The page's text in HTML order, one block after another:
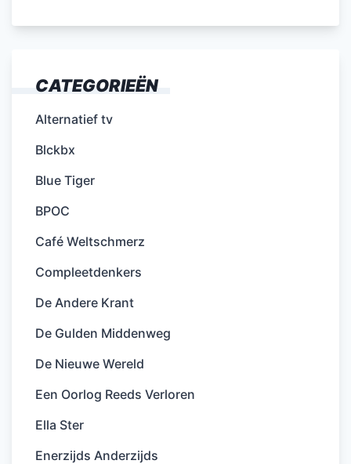
CATEGORIEËN
Alternatief tv
Blckbx
Blue Tiger
BPOC
Café Weltschmerz
Compleetdenkers
De Andere Krant
De Gulden Middenweg
De Nieuwe Wereld
Een Oorlog Reeds Verloren
Ella Ster
Enerzijds Anderzijds